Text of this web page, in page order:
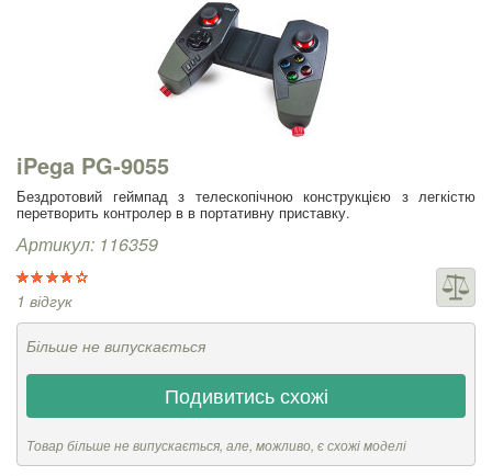
iPega PG-9055
Бездротовий геймпад з телескопічною конструкцією з легкістю
перетворить контролер в в портативну приставку.
Артикул: 116359
1 відгук
Більше не випускається
Подивитись схожі
Товар більше не випускається, але, можливо, є схожі моделі